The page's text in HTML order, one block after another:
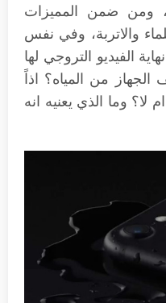
أعلنت آبل عن الآي-فون 7، ومن ضمن المميزات
والاتربة، وفي نفس
الفيديو التروجي لها
من المياه؟ اذاً
ام لا؟ وما الذي يعنيه انه